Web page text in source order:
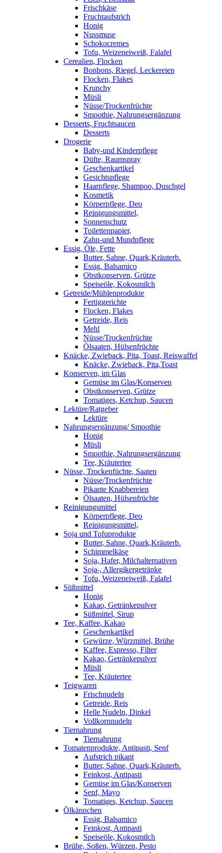
Frischkäse
Fruchtaufstrich
Honig
Nussmuse
Schokocremes
Tofu, Weizeneiweiß, Falafel
Cerealien, Flocken
Bonbons, Riegel, Leckereien
Flocken, Flakes
Krunchy
Müsli
Nüsse/Trockenfrüchte
Smoothie, Nahrungsergänzung
Desserts, Fruchtsaucen
Desserts
Drogerie
Baby-und Kinderpflege
Düfte, Raumspray
Geschenkartikel
Gesichtspflege
Haarpflege, Shampoo, Duschgel
Kosmetik
Körperpflege, Deo
Reinigungsmittel,
Sonnenschutz
Toilettenpapier,
Zahn-und Mundpflege
Essig, Öle, Fette
Butter, Sahne, Quark,Kräuterb.
Essig, Balsamico
Obstkonserven, Grütze
Speiseöle, Kokosmilch
Getreide/Mühlenprodukte
Fertiggerichte
Flocken, Flakes
Getreide, Reis
Mehl
Nüsse/Trockenfrüchte
Ölsaaten, Hülsenfrüchte
Knäcke, Zwieback, Pita, Toast, Reiswaffel
Knäcke, Zwieback, Pita,Toast
Konserven, im Glas
Gemüse im Glas/Konserven
Obstkonserven, Grütze
Tomatiges, Ketchup, Saucen
Lektüre/Ratgeber
Lektüre
Nahrungsergänzung/ Smoothie
Honig
Müsli
Smoothie, Nahrungsergänzung
Tee, Kräutertee
Nüsse, Trockenfüchte, Saaten
Nüsse/Trockenfrüchte
Pikante Knabbereien
Ölsaaten, Hülsenfrüchte
Reinigungsmittel
Körperpflege, Deo
Reinigungsmittel,
Soja und Tofuprodukte
Butter, Sahne, Quark,Kräuterb.
Schimmelkäse
Soja, Hafer, Milchalternativen
Soja-, Allergikergetränke
Tofu, Weizeneiweiß, Falafel
Süßmittel
Honig
Kakao, Getränkepulver
Süßmittel, Sirup
Tee, Kaffee, Kakao
Geschenkartikel
Gewürze, Würzmittel, Brühe
Kaffee, Espresso, Filter
Kakao, Getränkepulver
Müsli
Tee, Kräutertee
Teigwaren
Frischnudeln
Getreide, Reis
Helle Nudeln, Dinkel
Vollkornnudeln
Tiernahrung
Tiernahrung
Tomatenprodukte, Antipasti, Senf
Aufstrich pikant
Butter, Sahne, Quark,Kräuterb.
Feinkost, Antipasti
Gemüse im Glas/Konserven
Senf, Mayo
Tomatiges, Ketchup, Saucen
Ölkännchen
Essig, Balsamico
Feinkost, Antipasti
Speiseöle, Kokosmilch
Brühe, Soßen, Würzen, Pesto